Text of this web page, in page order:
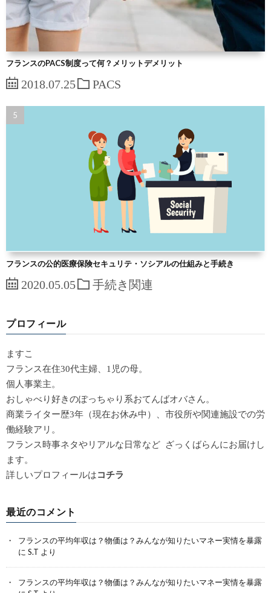
フランスのPACS制度って何？メリットデメリット
2018.07.25 PACS
フランスの公的医療保険セキュリテ・ソシアルの仕組みと手続き
2020.05.05 手続き関連
プロフィール
ますこ
フランス在住30代主婦、1児の母。
個人事業主。
おしゃべり好きのぽっちゃり系おてんばオバさん。
商業ライター歴3年（現在お休み中）、市役所や関連施設での労
働経験アリ。
フランス時事ネタやリアルな日常など ざっくばらんにお届けし
ます。
詳しいプロフィールはコチラ
最近のコメント
フランスの平均年収は？物価は？みんなが知りたいマネー実情を暴露
に S.T より
フランスの平均年収は？物価は？みんなが知りたいマネー実情を暴露